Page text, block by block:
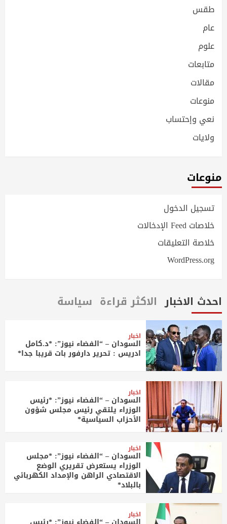
طقس
عام
علوم
متابعات
مقالات
منوعات
نعي وإحتساب
ولايات
منوعات
تسجيل الدخول
خلاصات Feed الإدخالات
خلاصة التعليقات
WordPress.org
احدث الاخبار الاكثر قراءة سياسة
اخبار
السودان – “الفضاء نيوز”: *د.كامل
ادريس : تحرير دارفور بات قريبا جدا*
اخبار
السودان – “الفضاء نيوز”: *رئيس
الوزراء يلتقي رئيس مجلس شؤون
الأحزاب السياسية*
اخبار
السودان – “الفضاء نيوز”: *مجلس
الوزراء يستعرض تقريري الوضع
الاقتصادي الراهن والإمداد الكهربائي
بالبلاد*
اخبار